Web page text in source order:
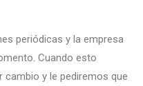
periódicas y la empresa
Cuando esto
cambio y le pediremos que